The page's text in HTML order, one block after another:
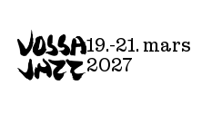
to
content
19.-21. mars
2027